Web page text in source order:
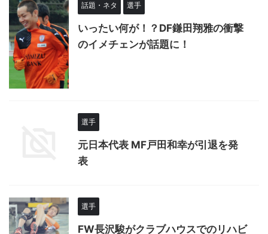
話題・ネタ 選手
いったい何が！？DF鎌田翔雅の衝撃
のイメチェンが話題に！
選手
元日本代表 MF戸田和幸が引退を発
表
選手
FW長沢駿がクラブハウスでのリハビ